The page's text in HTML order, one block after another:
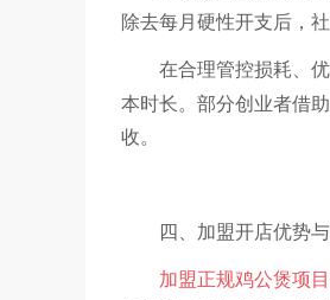
除去每月硬性开支后，
在合理管控损耗、
本时长。部分创业者借
收。
四、加盟开店优势
加盟正规鸡公煲项目